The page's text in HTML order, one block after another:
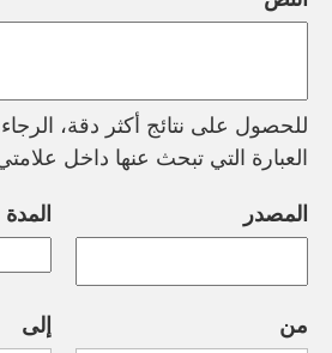
للحصول على نتائج أكثر دقة،
العبارة التي تبحث عنها داخل
المصدر المدة
من إلى